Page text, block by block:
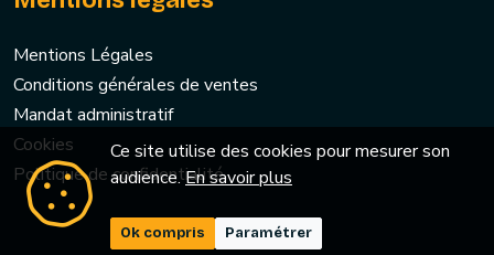
Mentions Légales
Conditions générales de ventes
Mandat administratif
Cookies
Politique de confidentialité
Ce site utilise des cookies pour mesurer son
audience.En savoir plus
Ok compris Paramétrer